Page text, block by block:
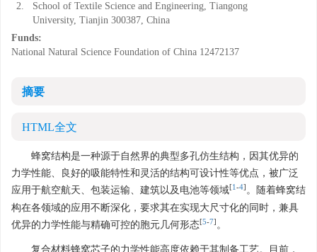
2.
School of Textile Science and Engineering, Tiangong
University, Tianjin 300387, China
Funds:
National Natural Science Foundation of China 12472137
摘要
HTML全文
蜂窝结构是一种源于自然界的典型多孔仿生结构，因其优异的
力学性能、良好的吸能特性和灵活的结构可设计性等优点，被广泛
应用于航空航天、包装运输、建筑以及电池等领域[1 -4] 。随着蜂窝结
构在各领域的应用不断深化，要求其在实现大尺寸化的同时，兼具
优异的力学性能与精确可控的胞元几何形态[5-7] 。
复合材料蜂窝芯子的力学性能高度依赖于其制备工艺。目前，